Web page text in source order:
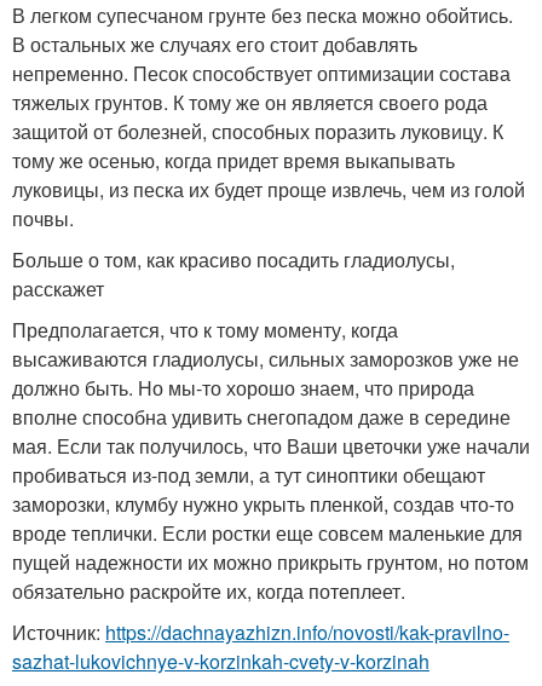
В легком супесчаном грунте без песка можно обойтись.
В остальных же случаях его стоит добавлять
непременно. Песок способствует оптимизации состава
тяжелых грунтов. К тому же он является своего рода
защитой от болезней, способных поразить луковицу. К
тому же осенью, когда придет время выкапывать
луковицы, из песка их будет проще извлечь, чем из голой
почвы.
Больше о том, как красиво посадить гладиолусы,
расскажет
Предполагается, что к тому моменту, когда
высаживаются гладиолусы, сильных заморозков уже не
должно быть. Но мы-то хорошо знаем, что природа
вполне способна удивить снегопадом даже в середине
мая. Если так получилось, что Ваши цветочки уже начали
пробиваться из-под земли, а тут синоптики обещают
заморозки, клумбу нужно укрыть пленкой, создав что-то
вроде теплички. Если ростки еще совсем маленькие для
пущей надежности их можно прикрыть грунтом, но потом
обязательно раскройте их, когда потеплеет.
Источник: https://dachnayazhizn.info/novosti/kak-pravilno-
sazhat-lukovichnye-v-korzinkah-cvety-v-korzinah